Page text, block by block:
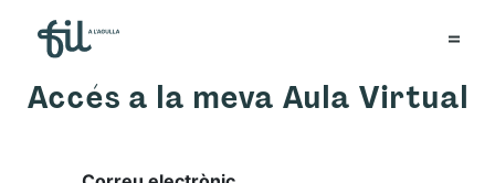
Accés a la meva Aula Virtual